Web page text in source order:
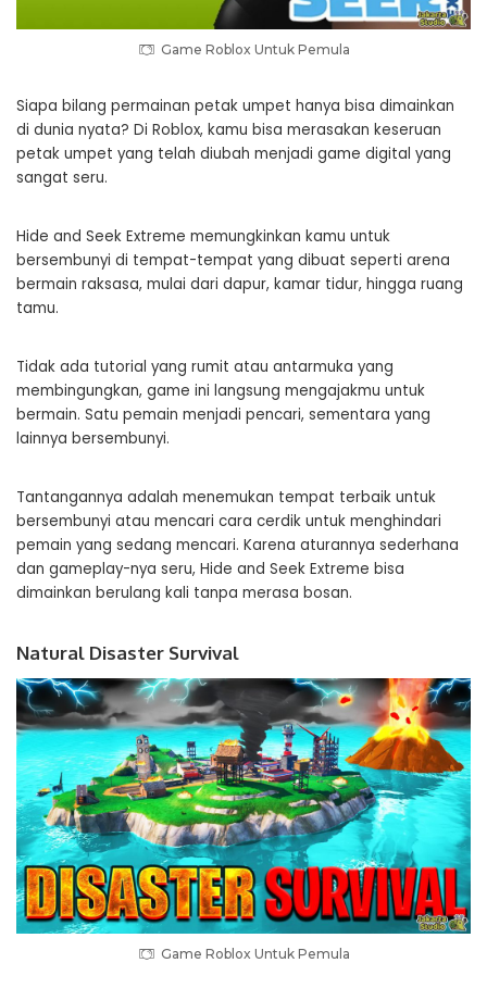
Game Roblox Untuk Pemula
Siapa bilang permainan petak umpet hanya bisa dimainkan
di dunia nyata? Di Roblox, kamu bisa merasakan keseruan
petak umpet yang telah diubah menjadi game digital yang
sangat seru.
Hide and Seek Extreme memungkinkan kamu untuk
bersembunyi di tempat-tempat yang dibuat seperti arena
bermain raksasa, mulai dari dapur, kamar tidur, hingga ruang
tamu.
Tidak ada tutorial yang rumit atau antarmuka yang
membingungkan, game ini langsung mengajakmu untuk
bermain. Satu pemain menjadi pencari, sementara yang
lainnya bersembunyi.
Tantangannya adalah menemukan tempat terbaik untuk
bersembunyi atau mencari cara cerdik untuk menghindari
pemain yang sedang mencari. Karena aturannya sederhana
dan gameplay-nya seru, Hide and Seek Extreme bisa
dimainkan berulang kali tanpa merasa bosan.
Natural Disaster Survival
Game Roblox Untuk Pemula